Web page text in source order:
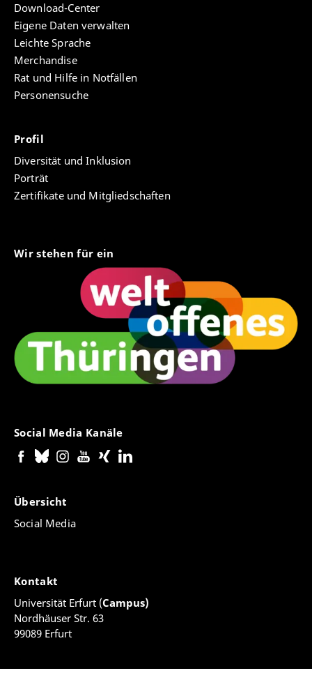
Download-Center
Eigene Daten verwalten
Leichte Sprache
Merchandise
Rat und Hilfe in Notfällen
Personensuche
Profil
Diversität und Inklusion
Porträt
Zertifikate und Mitgliedschaften
Wir stehen für ein
Social Media Kanäle
Übersicht
Social Media
Kontakt
Universität Erfurt (Campus)
Nordhäuser Str. 63
99089 Erfurt